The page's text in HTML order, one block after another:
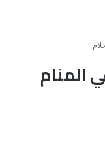
المنام